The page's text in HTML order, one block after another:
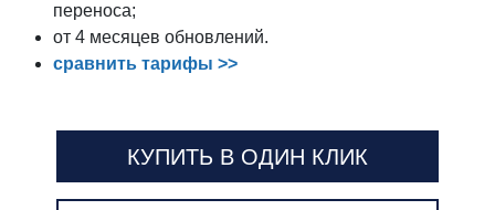
переноса;
от 4 месяцев обновлений.
сравнить тарифы >>
КУПИТЬ В ОДИН КЛИК